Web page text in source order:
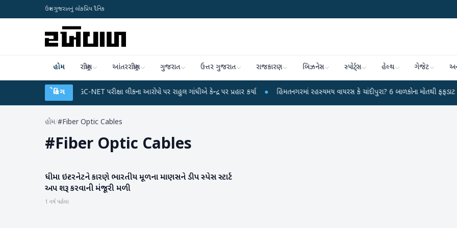
ઉત્તર ગુજરાતનું લોકપ્રિય દૈનિક
હોમ રાષ્ટ્રીય આંતરરાષ્ટ્રીય ગુજરાત ઉત્તર ગુજરાત રાજકારણ બિઝનેસ સ્પોર્ટ્સ હેલ્થ ગેજેટ
બ્રેકિંગ
UGC-NET પરીક્ષા લીકના આરોપો પર રાહુલ ગાંધીએ કેન્દ્ર પર પ્રહાર કર્યા ● હિંમતનગરમાં રહસ્યમય વાયરસ કે ચાંદીપુરા? 6 બાળકોના મોતથી ફફડાટ ●
હોમ/#Fiber Optic Cables
#Fiber Optic Cables
આંતરરાષ્ટ્રીય
ધીમા ઇન્ટરનેટને કારણે ભારતીય મૂળના માણસને ડીપ સ્પેસ સ્ટાર્ટ
અપ શરૂ કરવાની મંજૂરી મળી
1 વર્ષ પહેલા